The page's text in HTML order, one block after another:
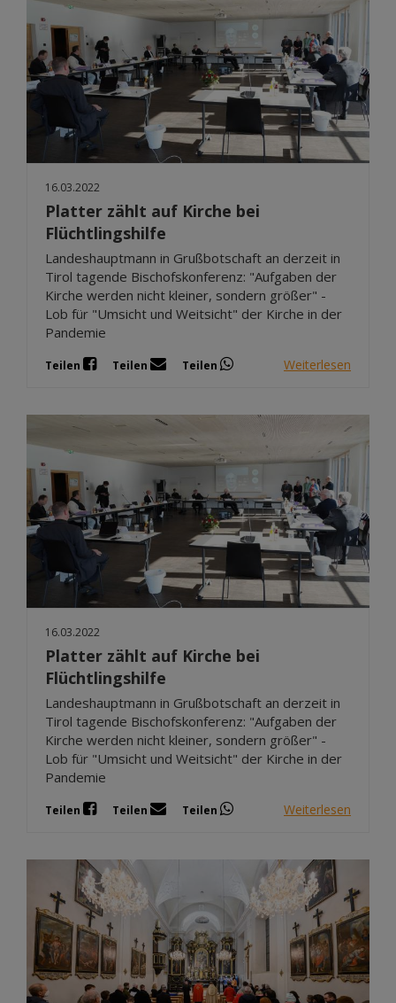
16.03.2022
Platter zählt auf Kirche bei
Flüchtlingshilfe
Landeshauptmann in Grußbotschaft an derzeit in
Tirol tagende Bischofskonferenz: "Aufgaben der
Kirche werden nicht kleiner, sondern größer" -
Lob für "Umsicht und Weitsicht" der Kirche in der
Pandemie
Teilen Teilen Teilen Weiterlesen
16.03.2022
Platter zählt auf Kirche bei
Flüchtlingshilfe
Landeshauptmann in Grußbotschaft an derzeit in
Tirol tagende Bischofskonferenz: "Aufgaben der
Kirche werden nicht kleiner, sondern größer" -
Lob für "Umsicht und Weitsicht" der Kirche in der
Pandemie
Teilen Teilen Teilen Weiterlesen